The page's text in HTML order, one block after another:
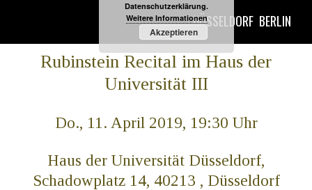
DÜSSELDORF BERLIN
Rubinstein Recital im Haus der
Universität III
Do., 11. April 2019, 19:30 Uhr
Haus der Universität Düsseldorf,
Schadowplatz 14, 40213 , Düsseldorf
Datenschutzerklärung.
Weitere Informationen
Akzeptieren